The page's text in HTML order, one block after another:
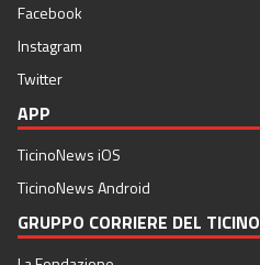
Facebook
Instagram
Twitter
APP
TicinoNews iOS
TicinoNews Android
GRUPPO CORRIERE DEL TICINO